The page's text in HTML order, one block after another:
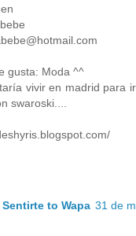
gusta: Moda ^^
vivir en madrid para
swaroski....
to Wapa 31 de